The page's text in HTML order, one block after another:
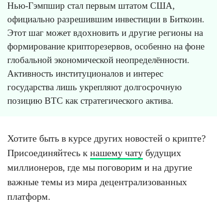
Нью-Гэмпшир стал первым штатом США,
официально разрешившим инвестиции в Биткоин.
Этот шаг может вдохновить и другие регионы на
формирование крипторезервов, особенно на фоне
глобальной экономической неопределённости.
Активность институционалов и интерес
государства лишь укрепляют долгосрочную
позицию BTC как стратегического актива.
Хотите быть в курсе других новостей о крипте?
Присоединяйтесь к нашему чату будущих
миллионеров, где мы поговорим и на другие
важные темы из мира децентрализованных
платформ.